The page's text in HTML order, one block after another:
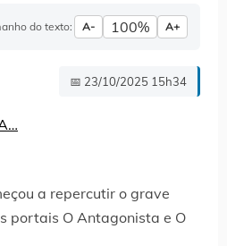
do texto: A- 100% A+
📅 23/10/2025 15h34
a repercutir o grave
portais O Antagonista e O